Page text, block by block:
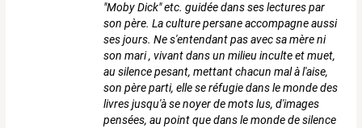
"Moby Dick" etc. guidée dans ses lectures par
son père. La culture persane accompagne aussi
ses jours. Ne s'entendant pas avec sa mère ni
son mari , vivant dans un milieu inculte et muet,
au silence pesant, mettant chacun mal à l'aise,
son père parti, elle se réfugie dans le monde des
livres jusqu'à se noyer de mots lus, d'images
pensées, au point que dans le monde de silence